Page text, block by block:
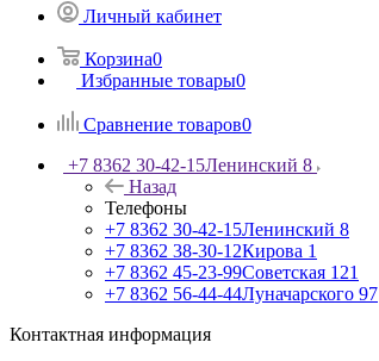
Личный кабинет
Корзина0
Избранные товары0
Сравнение товаров0
+7 8362 30-42-15Ленинский 8
Назад
Телефоны
+7 8362 30-42-15Ленинский 8
+7 8362 38-30-12Кирова 1
+7 8362 45-23-99Советская 121
+7 8362 56-44-44Луначарского 97
Контактная информация